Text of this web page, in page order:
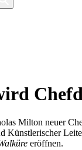
Milton neuer
Künstlerischer
eröffnen.